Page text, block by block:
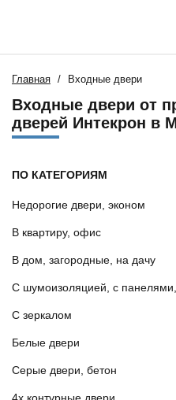
Главная Входные двери
Входные двери от
дверей Интекрон в
ПО КАТЕГОРИЯМ
Недорогие двери, эконом
В квартиру, офис
В дом, загородные, на дачу
С шумоизоляцией, с
С зеркалом
Белые двери
Серые двери, бетон